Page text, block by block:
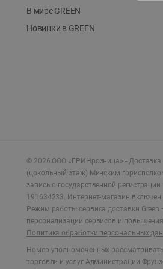
В мире GREEN
Новинки в GREEN
© 2026 ООО «ГРИНрозница» - Доставка
(цокольный этаж) Минским
запись о государственной
191634233. Интернет-магазин
Режим работы сервиса доставки Green
персонализации сервисов и
Политика обработки персональных
Номер уполномоченных
торговли и услуг Администрации